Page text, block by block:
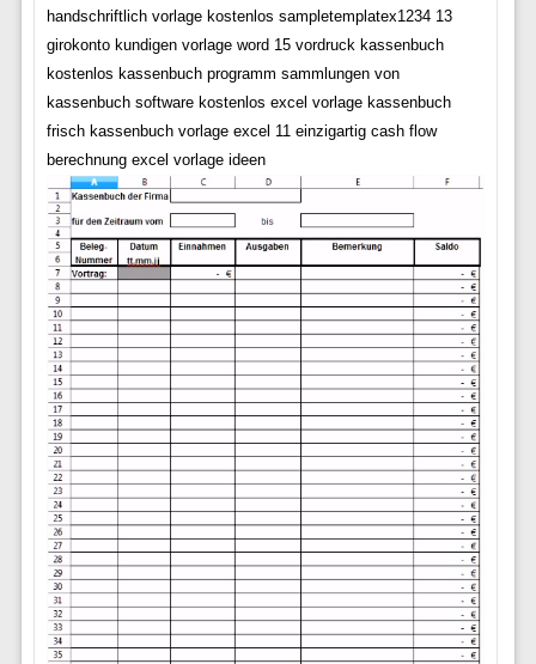
handschriftlich vorlage kostenlos sampletemplatex1234 13
girokonto kundigen vorlage word 15 vordruck kassenbuch
kostenlos kassenbuch programm sammlungen von
kassenbuch software kostenlos excel vorlage kassenbuch
frisch kassenbuch vorlage excel 11 einzigartig cash flow
berechnung excel vorlage ideen